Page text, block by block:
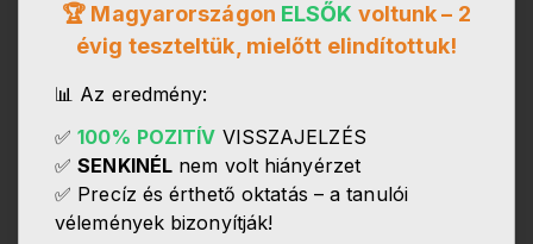
🏆 Magyarországon ELSŐK voltunk – 2
évig teszteltük, mielőtt elindítottuk!
📊 Az eredmény:
✅100% POZITÍV VISSZAJELZÉS
✅SENKINÉL nem volt hiányérzet
✅ Precíz és érthető oktatás – a tanulói
vélemények bizonyítják!